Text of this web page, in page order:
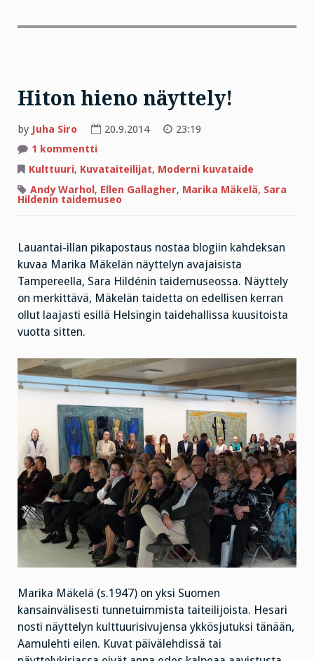
Hiton hieno näyttely!
by Juha Siro 20.9.2014
23:19
1 kommenttiartikkeliin
hieno
näyttely!
Kulttuuri, Kuvataiteilijat, Moderni kuvataide
Andy Warhol, Ellen Gallagher, Marika Mäkelä, Sara
Hildenin taidemuseo
Lauantai-illan pikapostaus nostaa blogiin kahdeksan
kuvaa Marika Mäkelän näyttelyn avajaisista
Tampereella, Sara Hildénin taidemuseossa. Näyttely
on merkittävä, Mäkelän taidetta on edellisen kerran
ollut laajasti esillä Helsingin taidehallissa kuusitoista
vuotta sitten.
Marika Mäkelä (s.1947) on yksi Suomen
kansainvälisesti tunnetuimmista taiteilijoista. Hesari
nosti näyttelyn kulttuurisivujensa ykkösjutuksi tänään,
Aamulehti eilen. Kuvat päivälehdissä tai